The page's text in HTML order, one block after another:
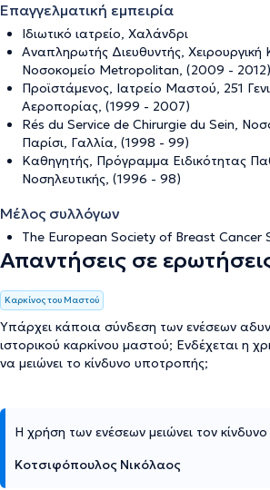
Επαγγελματική εμπειρία
Ιδιωτικό ιατρείο, Χαλάνδρι
Αναπληρωτής Διευθυντής, Χειρουργική
Νοσοκομείο Metropolitan, (2009 - 2012)
Προϊστάμενος, Ιατρείο Μαστού, 251
Αεροπορίας, (1999 - 2007)
Rés du Service de Chirurgie du Sein,
Παρίσι, Γαλλία, (1998 - 99)
Καθηγητής, Πρόγραμμα Ειδικότητας
Νοσηλευτικής, (1996 - 98)
Μέλος συλλόγων
The European Society of Breast Cancer
Απαντήσεις σε
Καρκίνος του Μαστού
Υπάρχει κάποια σύνδεση των ενέσεων
ιστορικού καρκίνου μαστού; Ενδέχεται η
να μειώνει το κίνδυνο υποτροπής;
Η χρήση των ενέσεων μειώνει τον
Κοτσιφόπουλος Νικόλαος